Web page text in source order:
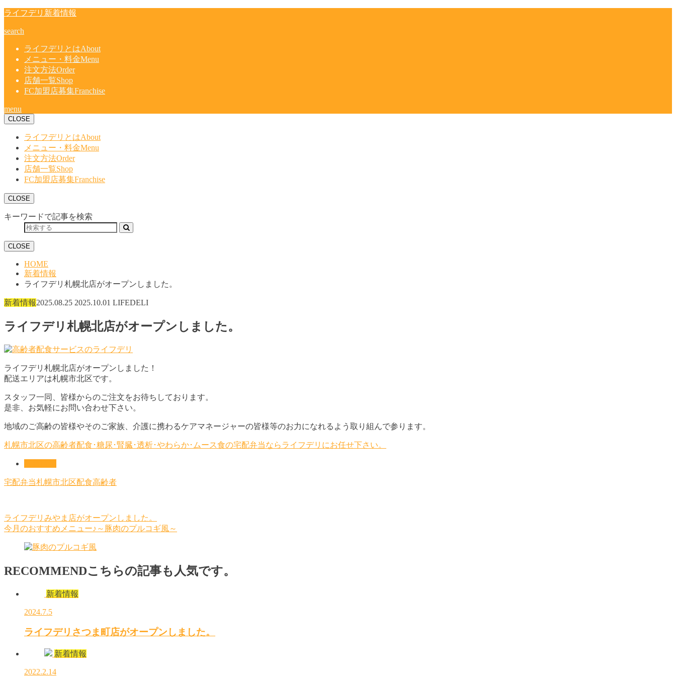
ライフデリ新着情報
search
ライフデリとはAbout
メニュー・料金Menu
注文方法Order
店舗一覧Shop
FC加盟店募集Franchise
menu
CLOSE
ライフデリとはAbout
メニュー・料金Menu
注文方法Order
店舗一覧Shop
FC加盟店募集Franchise
CLOSE
キーワードで記事を検索
CLOSE
HOME
新着情報
ライフデリ札幌北店がオープンしました。
新着情報2025.08.25 2025.10.01 LIFEDELI
ライフデリ札幌北店がオープンしました。
ライフデリ札幌北店がオープンしました！
配送エリアは札幌市北区です。
スタッフ一同、皆様からのご注文をお待ちしております。
是非、お気軽にお問い合わせ下さい。
地域のご高齢の皆様やそのご家族、介護に携わるケアマネージャーの皆様等のお力になれるよう取り組んで参ります。
札幌市北区の高齢者配食･糖尿･腎臓･透析･やわらか･ムース食の宅配弁当ならライフデリにお任せ下さい。
宅配弁当札幌市北区配食高齢者
ライフデリみやま店がオープンしました。
今月のおすすめメニュー♪～豚肉のプルコギ風～
RECOMMENDこちらの記事も人気です。
新着情報
2024.7.5
ライフデリさつま町店がオープンしました。
新着情報
2022.2.14